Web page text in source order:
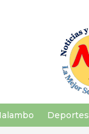
Deportes